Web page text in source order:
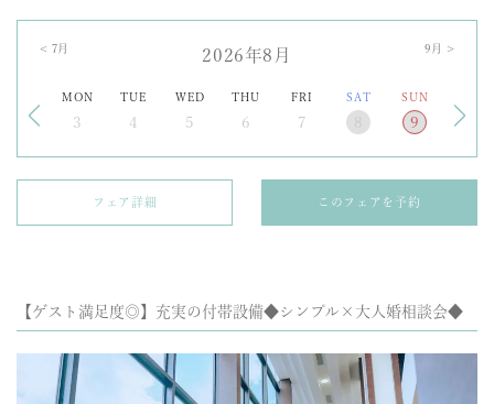
2026年8月
MON TUE WED THU FRI SAT SUN
3 4 5 6 7 9
9 月 >
< 7 月
フェア詳細 このフェアを予約
【ゲスト満足度◎】充実の付帯設備◆シンプル×大人婚相談会◆